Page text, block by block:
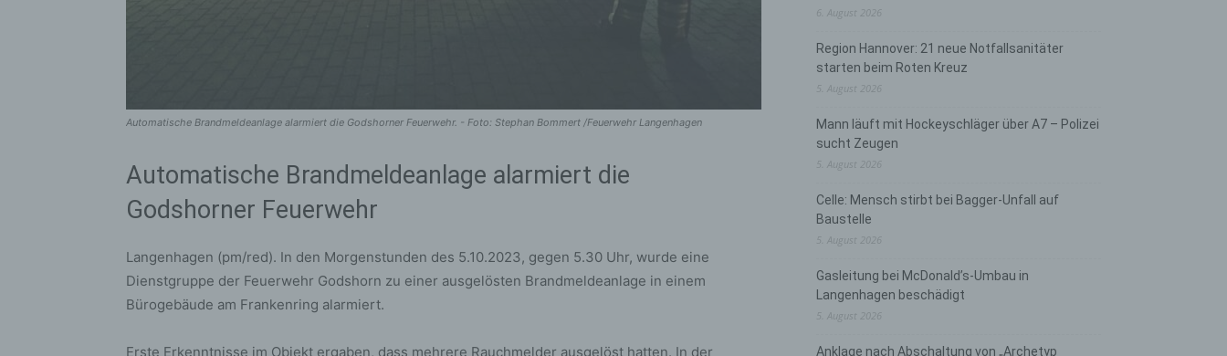
Automatische Brandmeldeanlage alarmiert die Godshorner Feuerwehr. - Foto: Stephan Bommert /Feuerwehr Langenhagen
Automatische Brandmeldeanlage alarmiert die
Godshorner Feuerwehr
Langenhagen (pm/red). In den Morgenstunden des 5.10.2023, gegen 5.30 Uhr, wurde eine
Dienstgruppe der Feuerwehr Godshorn zu einer ausgelösten Brandmeldeanlage in einem
Bürogebäude am Frankenring alarmiert.
Erste Erkenntnisse im Objekt ergaben, dass mehrere Rauchmelder ausgelöst hatten. In der
6. August 2026
Region Hannover: 21 neue Notfallsanitäter
starten beim Roten Kreuz
5. August 2026
Mann läuft mit Hockeyschläger über A7 – Polizei
sucht Zeugen
5. August 2026
Celle: Mensch stirbt bei Bagger-Unfall auf
Baustelle
5. August 2026
Gasleitung bei McDonald’s-Umbau in
Langenhagen beschädigt
5. August 2026
Anklage nach Abschaltung von „Archetyp